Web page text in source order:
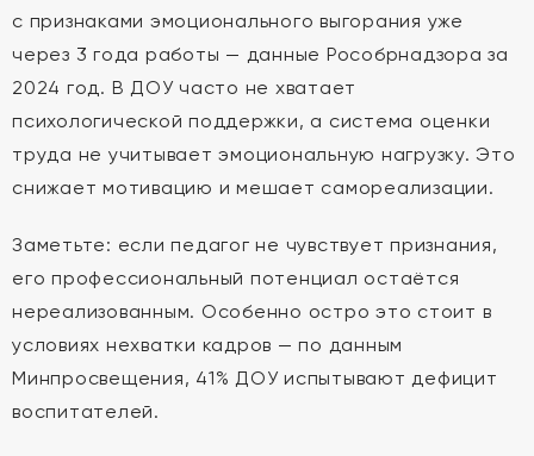
с признаками эмоционального выгорания уже
через 3 года работы — данные Рособрнадзора за
2024 год. В ДОУ часто не хватает
психологической поддержки, а система оценки
труда не учитывает эмоциональную нагрузку. Это
снижает мотивацию и мешает самореализации.
Заметьте: если педагог не чувствует признания,
его профессиональный потенциал остаётся
нереализованным. Особенно остро это стоит в
условиях нехватки кадров — по данным
Минпросвещения, 41% ДОУ испытывают дефицит
воспитателей.